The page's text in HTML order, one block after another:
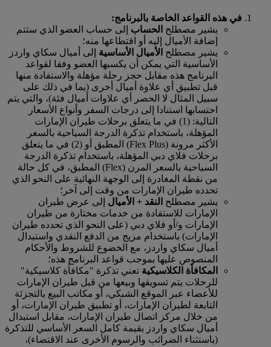
في هذه القواعد الخاصة بالبرنامج:
يشير مصطلح الحساب إلى حساب العضو الذي ستتم
إضافة الأميال إليه أو اقتطاعها منه؛
يشير مصطلح الأميال الأساسية إلى أميال سكاي واردز
الأساسية التي يمكن أن يكسبها العضو وفقا لقواعد
البرنامج هذه مقابل حجز رحلة مؤهلة والاستفادة منها
قبل تطبيق أي علاوة أميال أخرى (بما في ذلك على
سبيل المثال لا الحصر أي علاوات أميال فئة)، والتي يتم
احتسابها استنادا إلى درجات السفر وأنواع الأسعار
التالية: (1) في ما يتعلق برحلات طيران الإمارات
المؤهلة، باستخدام تذكرة الدرجة السياحية بالسعر
الأكثر مرونة (Flex Plus) المطبق أو (2) في ما يتعلق
برحلات فلاي دبي المؤهلة، باستخدام تذكرة الدرجة
السياحية بالسعر المرن (Flex) المطبق، في كل حالة
من نقطة المغادرة إلى الوجهة النهائية على النحو الذي
تحدده طيران الإمارات من وقت إلى آخر؛
يشير مصطلح النقد + الأميال إلى عرض طيران
الإمارات للاستفادة من خدمات مختارة من طيران
الإمارات و/أو فلاي دبي (على النحو الذي تحدده طيران
الإمارات) باستخدام مزيج من الدفع النقدي واستبدال
أميال سكاي واردز، مع الخضوع للشروط والأحكام
المنصوص عليها بموجب قواعد البرنامج هذه؛
المكافأة الكلاسيكية تعني تذكرة "مكافأة كلاسيكية"
للرحلات يتم تسويقها وبيعها من قبل طيران الإمارات
للأعضاء عبر الموقع الشبكي، أو مكاتب البيع بالتجزئة
التابعة لطيران الإمارات، أو تطبيق طيران الإمارات، أو
من خلال مركز اتصال طيران الإمارات، مقابل استبدال
أميال سكاي واردز بقيمة كامل السعر الأساسي للتذكرة
(باستثناء الضرائب والرسوم الأخرى عند الاقتضاء)،